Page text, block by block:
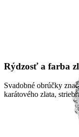
Rýdzosť a farba
Svadobné obrúčky
karátového zlata,